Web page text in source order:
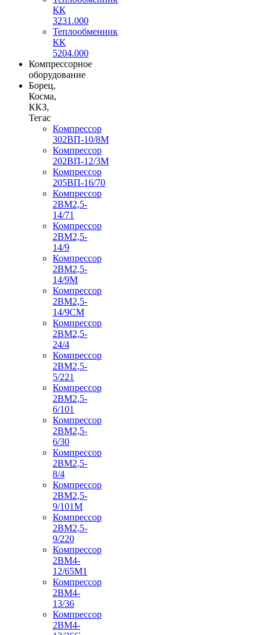
КК
3231.000
Теплообменник
КК
5204.000
Компрессорное
оборудование
Борец,
Косма,
ККЗ,
Тегас
Компрессор
302ВП-10/8М
Компрессор
202ВП-12/3М
Компрессор
205ВП-16/70
Компрессор
2ВМ2,5-
14/71
Компрессор
2ВМ2,5-
14/9
Компрессор
2ВМ2,5-
14/9М
Компрессор
2ВМ2,5-
14/9СМ
Компрессор
2ВМ2,5-
24/4
Компрессор
2ВМ2,5-
5/221
Компрессор
2ВМ2,5-
6/101
Компрессор
2ВМ2,5-
6/30
Компрессор
2ВМ2,5-
8/4
Компрессор
2ВМ2,5-
9/101М
Компрессор
2ВМ2,5-
9/220
Компрессор
2ВМ4-
12/65М1
Компрессор
2ВМ4-
13/36
Компрессор
2ВМ4-